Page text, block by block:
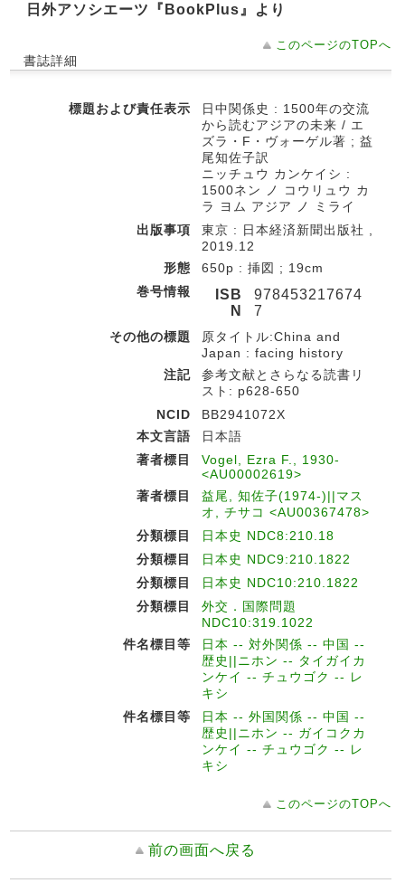
日外アソシエーツ『BookPlus』より
このページのTOPへ
書誌詳細
標題および責任表示
日中関係史 : 1500年の交流
から読むアジアの未来 / エ
ズラ・F・ヴォーゲル著 ; 益
尾知佐子訳
ニッチュウ カンケイシ :
1500ネン ノ コウリュウ カ
ラ ヨム アジア ノ ミライ
出版事項
東京 : 日本経済新聞出版社 ,
2019.12
形態
650p : 挿図 ; 19cm
巻号情報
ISB
N
978453217674
7
その他の標題
原タイトル:China and
Japan : facing history
注記
参考文献とさらなる読書リ
スト: p628-650
NCID
BB2941072X
本文言語
日本語
著者標目
Vogel, Ezra F., 1930-
<AU00002619>
著者標目
益尾, 知佐子(1974-)||マス
オ, チサコ <AU00367478>
分類標目
日本史 NDC8:210.18
分類標目
日本史 NDC9:210.1822
分類標目
日本史 NDC10:210.1822
分類標目
外交．国際問題
NDC10:319.1022
件名標目等
日本 -- 対外関係 -- 中国 --
歴史||ニホン -- タイガイカ
ンケイ -- チュウゴク -- レ
キシ
件名標目等
日本 -- 外国関係 -- 中国 --
歴史||ニホン -- ガイコクカ
ンケイ -- チュウゴク -- レ
キシ
このページのTOPへ
前の画面へ戻る